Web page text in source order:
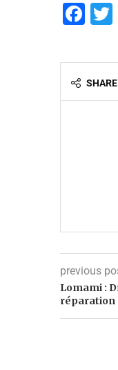
SHARE
previous
Lomami :
réparation